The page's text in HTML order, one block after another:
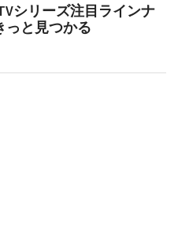
シリーズ注目ラインナ
っと見つかる